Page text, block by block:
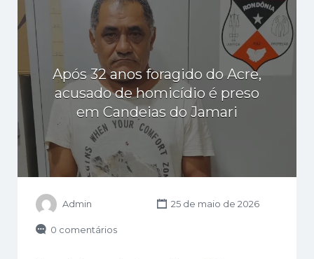
Após 32 anos foragido do Acre,
acusado de homicídio é preso
em Candeias do Jamari
Admin 25 de maio de 2026
0 comentários